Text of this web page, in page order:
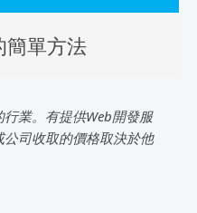
簡單方法
業。有提供Web開發服
司收取的價格取決於他